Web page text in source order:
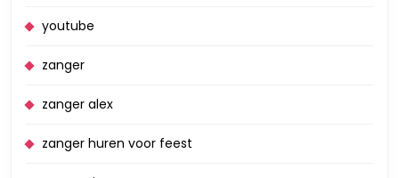
youtube
zanger
zanger alex
zanger huren voor feest